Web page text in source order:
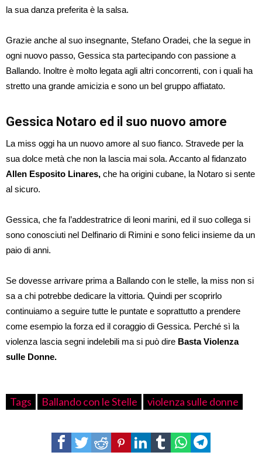
la sua danza preferita è la salsa.
Grazie anche al suo insegnante, Stefano Oradei, che la segue in
ogni nuovo passo, Gessica sta partecipando con passione a
Ballando. Inoltre è molto legata agli altri concorrenti, con i quali ha
stretto una grande amicizia e sono un bel gruppo affiatato.
Gessica Notaro ed il suo nuovo amore
La miss oggi ha un nuovo amore al suo fianco. Stravede per la
sua dolce metà che non la lascia mai sola. Accanto al fidanzato
Allen Esposito Linares, che ha origini cubane, la Notaro si sente
al sicuro.
Gessica, che fa l’addestratrice di leoni marini, ed il suo collega si
sono conosciuti nel Delfinario di Rimini e sono felici insieme da un
paio di anni.
Se dovesse arrivare prima a Ballando con le stelle, la miss non si
sa a chi potrebbe dedicare la vittoria. Quindi per scoprirlo
continuiamo a seguire tutte le puntate e soprattutto a prendere
come esempio la forza ed il coraggio di Gessica. Perché sì la
violenza lascia segni indelebili ma si può dire Basta Violenza
sulle Donne.
Tags Ballando con le Stelle violenza sulle donne